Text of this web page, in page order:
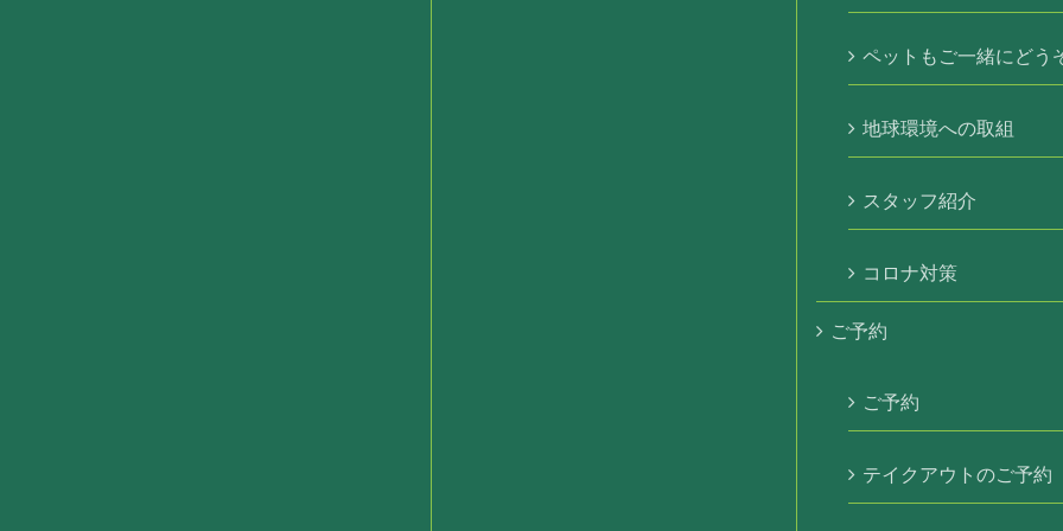
ペットもご一緒にどう
地球環境への取組
スタッフ紹介
コロナ対策
ご予約
ご予約
テイクアウトのご予約